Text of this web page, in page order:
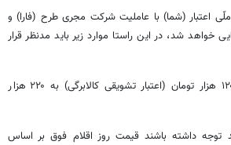
اعتبار (شما) با عاملیت شرکت مجری طرح (فارا) و
خواهد شد، در این راستا موارد زیر باید مدنظر قرار
۱- میزان حمایت دولت از ۱۲۰ هزار تومان (اعتبار تشویقی کالابرگی) به ۲۲۰ هزار
توجه داشته باشند قیمت روز اقلام فوق بر اساس